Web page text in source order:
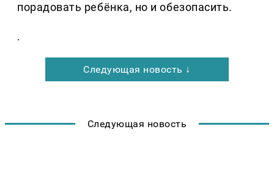
порадовать ребёнка, но и обезопасить.
.
Следующая новость ↓
Следующая новость